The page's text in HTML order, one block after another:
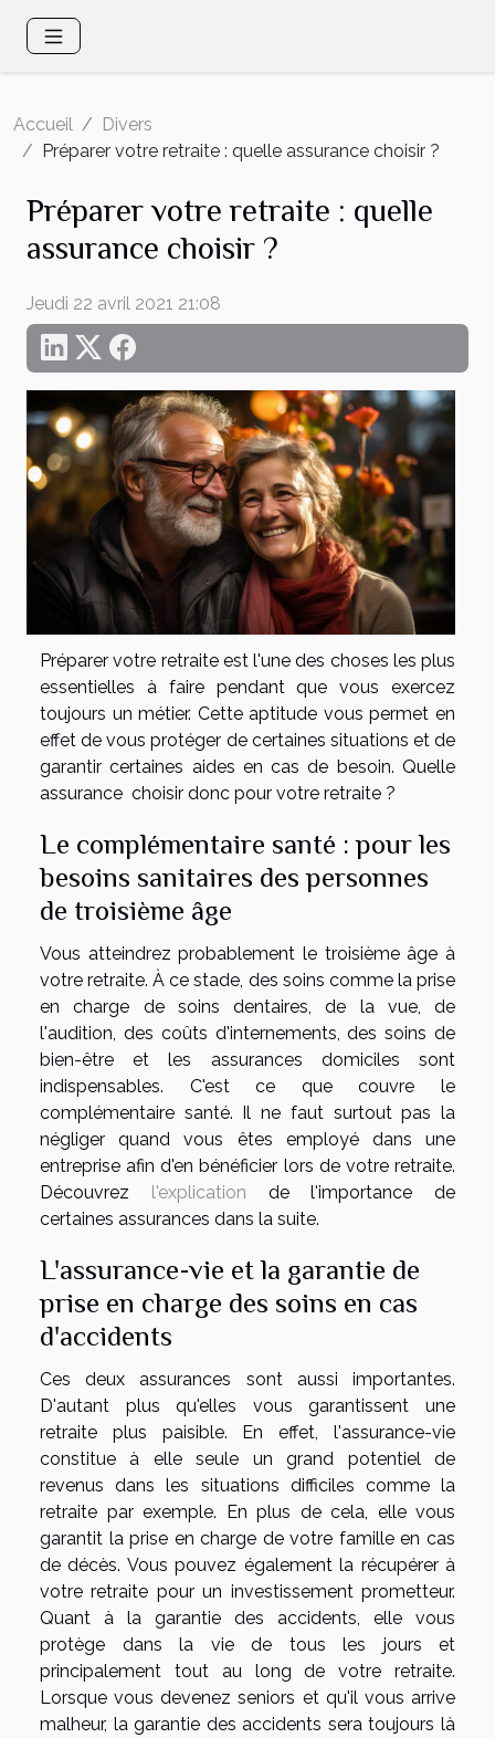
Accueil
Divers
Préparer votre retraite : quelle assurance choisir ?
Préparer votre retraite : quelle
assurance choisir ?
Jeudi 22 avril 2021 21:08
Préparer votre retraite est l'une des choses les plus
essentielles à faire pendant que vous exercez
toujours un métier. Cette aptitude vous permet en
effet de vous protéger de certaines situations et de
garantir certaines aides en cas de besoin. Quelle
assurance choisir donc pour votre retraite ?
Le complémentaire santé : pour les
besoins sanitaires des personnes
de troisième âge
Vous atteindrez probablement le troisième âge à
votre retraite. À ce stade, des soins comme la prise
en charge de soins dentaires, de la vue, de
l'audition, des coûts d'internements, des soins de
bien-être et les assurances domiciles sont
indispensables. C'est ce que couvre le
complémentaire santé. Il ne faut surtout pas la
négliger quand vous êtes employé dans une
entreprise afin d'en bénéficier lors de votre retraite.
Découvrez l'explication de l'importance de
certaines assurances dans la suite.
L'assurance-vie et la garantie de
prise en charge des soins en cas
d'accidents
Ces deux assurances sont aussi importantes.
D'autant plus qu'elles vous garantissent une
retraite plus paisible. En effet, l'assurance-vie
constitue à elle seule un grand potentiel de
revenus dans les situations difficiles comme la
retraite par exemple. En plus de cela, elle vous
garantit la prise en charge de votre famille en cas
de décès. Vous pouvez également la récupérer à
votre retraite pour un investissement prometteur.
Quant à la garantie des accidents, elle vous
protège dans la vie de tous les jours et
principalement tout au long de votre retraite.
Lorsque vous devenez seniors et qu'il vous arrive
malheur, la garantie des accidents sera toujours là